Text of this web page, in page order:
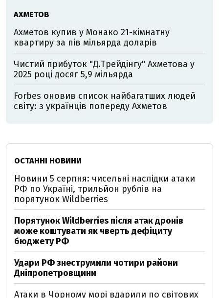
АХМЕТОВ
Ахметов купив у Монако 21-кімнатну
квартиру за пів мільярда доларів
Чистий прибуток "Д.Трейдінгу" Ахметова у
2025 році досяг 5,9 мільярда
Forbes оновив список найбагатших людей
світу: з українців попереду Ахметов
ОСТАННІ НОВИНИ
Новини 5 серпня: чисельні наслідки атаки
РФ по Україні, трильйон рублів на
порятунок Wildberries
Порятунок Wildberries після атак дронів
може коштувати як чверть дефіциту
бюджету РФ
Удари РФ знеструмили чотири райони
Дніпропетровщини
Атаки в Чорному морі вдарили по світових